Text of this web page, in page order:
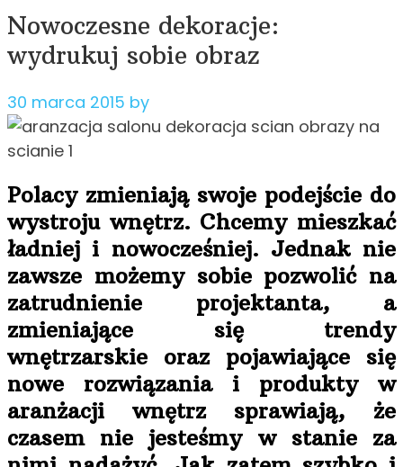
Nowoczesne dekoracje:
wydrukuj sobie obraz
30 marca 2015 by
Polacy zmieniają swoje podejście do
wystroju wnętrz. Chcemy mieszkać
ładniej i nowocześniej. Jednak nie
zawsze możemy sobie pozwolić na
zatrudnienie projektanta, a
zmieniające się trendy
wnętrzarskie oraz pojawiające się
nowe rozwiązania i produkty w
aranżacji wnętrz sprawiają, że
czasem nie jesteśmy w stanie za